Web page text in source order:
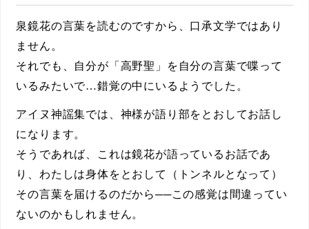
泉鏡花の言葉を読むのですから、口承文学ではあり
ません。
それでも、自分が「 高野聖 」を自分の言葉で喋って
いるみたいで…錯覚の中にいるようでした。
アイヌ神謡集では、神様が語り部をとおしてお話し
になります。
そうであれば、これは鏡花が語っているお話であ
り、わたしは身体をとおして（トンネルとなって）
その言葉を届けるのだから──この感覚は間違ってい
ないのかもしれません。